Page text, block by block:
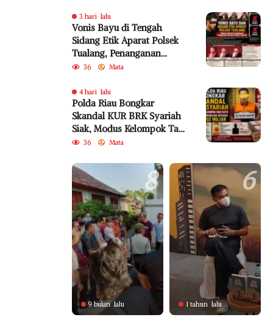
3 hari lalu
Vonis Bayu di Tengah
Sidang Etik Aparat Polsek
Tualang, Penanganan
Perkara Kembali Jadi
36 Mata
4 hari lalu
Polda Riau Bongkar
Skandal KUR BRK Syariah
Siak, Modus Kelompok Tani
Fiktif Diduga Rugikan
36 Mata
8
9 bulan lalu
6
1 tahun lalu